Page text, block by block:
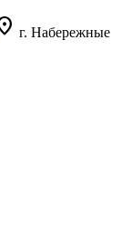
г. Набережные